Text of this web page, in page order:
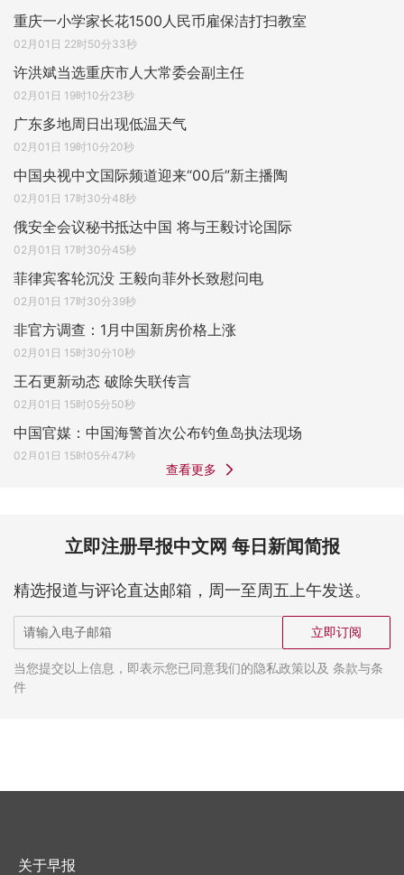
重庆一小学家长花1500人民币雇保洁打扫教室
02月01日 22时50分33秒
许洪斌当选重庆市人大常委会副主任
02月01日 19时10分23秒
广东多地周日出现低温天气
02月01日 19时10分20秒
中国央视中文国际频道迎来“00后”新主播陶
02月01日 17时30分48秒
俄安全会议秘书抵达中国 将与王毅讨论国际
02月01日 17时30分45秒
菲律宾客轮沉没 王毅向菲外长致慰问电
02月01日 17时30分39秒
非官方调查：1月中国新房价格上涨
02月01日 15时30分10秒
王石更新动态 破除失联传言
02月01日 15时05分50秒
中国官媒：中国海警首次公布钓鱼岛执法现场
02月01日 15时05分47秒
查看更多
立即注册早报中文网 每日新闻简报
精选报道与评论直达邮箱，周一至周五上午发送。
立即订阅
当您提交以上信息，即表示您已同意我们的隐私政策以及 条款与条
件
关于早报